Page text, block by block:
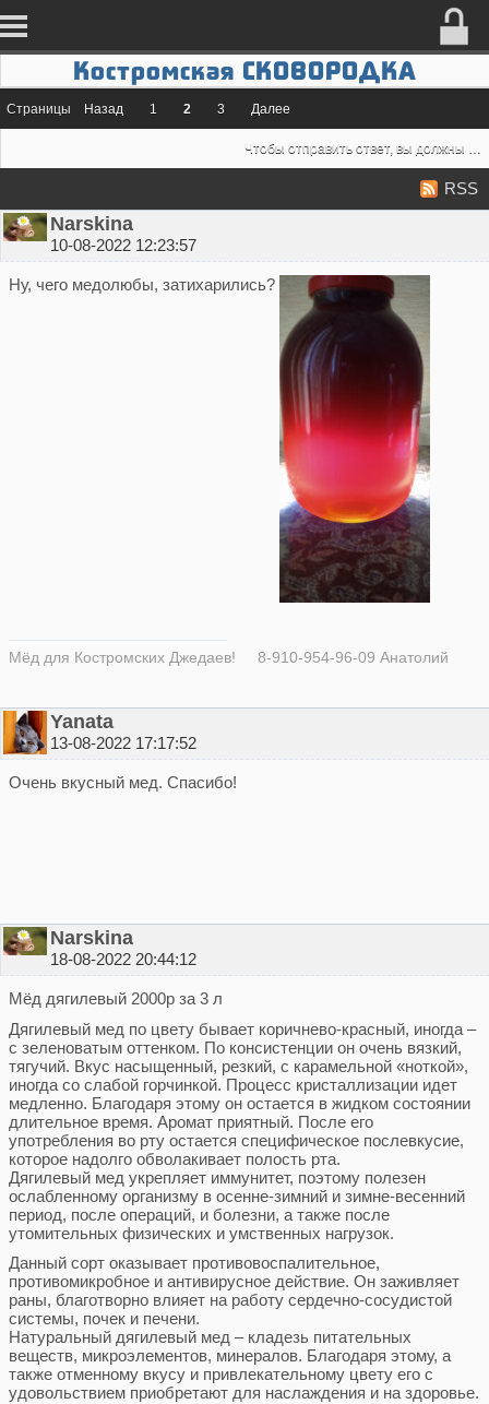
Костромская СКОВОРОДКА
Страницы Назад 1 2 3 Далее
RSS
Narskina
10-08-2022 12:23:57
Ну, чего медолюбы, затихарились?
Мёд для Костромских Джедаев! 8-910-954-96-09 Анатолий
Yanata
13-08-2022 17:17:52
Очень вкусный мед. Спасибо!
Narskina
18-08-2022 20:44:12
Мёд дягилевый 2000р за 3 л
Дягилевый мед по цвету бывает коричнево-красный, иногда –
с зеленоватым оттенком. По консистенции он очень вязкий,
тягучий. Вкус насыщенный, резкий, с карамельной «ноткой»,
иногда со слабой горчинкой. Процесс кристаллизации идет
медленно. Благодаря этому он остается в жидком состоянии
длительное время. Аромат приятный. После его
употребления во рту остается специфическое послевкусие,
которое надолго обволакивает полость рта.
Дягилевый мед укрепляет иммунитет, поэтому полезен
ослабленному организму в осенне-зимний и зимне-весенний
период, после операций, и болезни, а также после
утомительных физических и умственных нагрузок.
Данный сорт оказывает противовоспалительное,
противомикробное и антивирусное действие. Он заживляет
раны, благотворно влияет на работу сердечно-сосудистой
системы, почек и печени.
Натуральный дягилевый мед – кладезь питательных
веществ, микроэлементов, минералов. Благодаря этому, а
также отменному вкусу и привлекательному цвету его с
удовольствием приобретают для наслаждения и на здоровье.